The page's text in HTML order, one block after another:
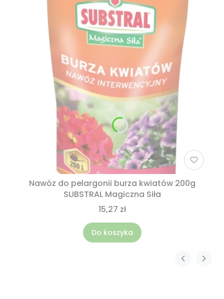
Nawóz do pelargonii burza kwiatów 200g
SUBSTRAL Magiczna Siła
15,27 zł
Do koszyka